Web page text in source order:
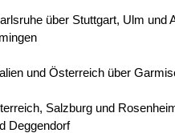
über Stuttgart, Ulm und
und Österreich über
Salzburg und
Deggendorf